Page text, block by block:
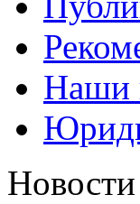
Наши
Новости